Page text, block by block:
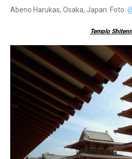
Abeno Harukas, Osaka, Japan. Foto:
Templo